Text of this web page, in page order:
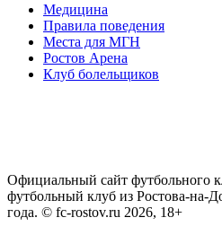
Медицина
Правила поведения
Места для МГН
Ростов Арена
Клуб болельщиков
Официальный сайт футбольного
футбольный клуб из Ростова-на-
года. © fc-rostov.ru 2026, 18+